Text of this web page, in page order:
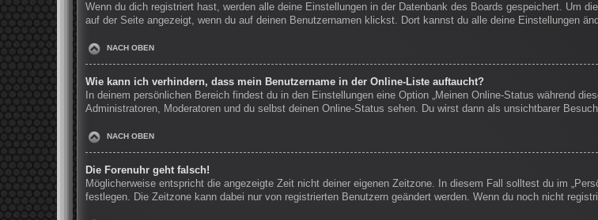
Wenn du dich registriert hast, werden alle deine Einstellungen in der Datenbank des Boards gespeichert. Um
auf der Seite angezeigt, wenn du auf deinen Benutzernamen klickst. Dort kannst du alle deine Einstellungen
NACH OBEN
Wie kann ich verhindern, dass mein Benutzername in der Online-Liste auftaucht?
In deinem persönlichen Bereich findest du in den Einstellungen eine Option „Meinen Online-Status während
Administratoren, Moderatoren und du selbst deinen Online-Status sehen. Du wirst dann als unsichtbarer
NACH OBEN
Die Forenuhr geht falsch!
Möglicherweise entspricht die angezeigte Zeit nicht deiner eigenen Zeitzone. In diesem Fall solltest du im
festlegen. Die Zeitzone kann dabei nur von registrierten Benutzern geändert werden. Wenn du noch nicht